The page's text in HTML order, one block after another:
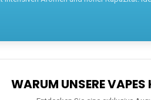
WARUM UNSERE VAPES